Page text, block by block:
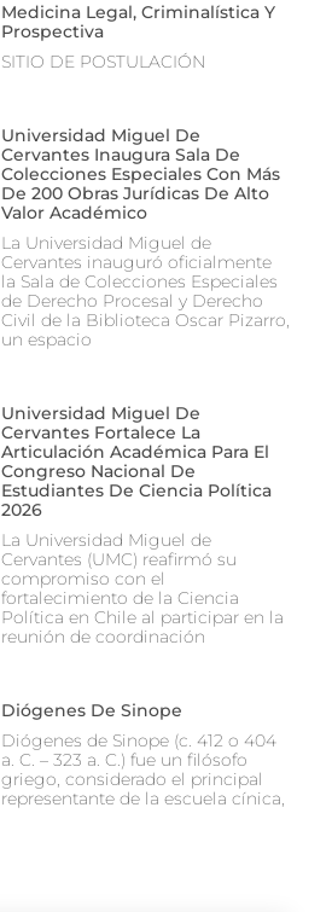
Medicina Legal, Criminalística Y
Prospectiva
SITIO DE POSTULACIÓN
Universidad Miguel De
Cervantes Inaugura Sala De
Colecciones Especiales Con Más
De 200 Obras Jurídicas De Alto
Valor Académico
La Universidad Miguel de
Cervantes inauguró oficialmente
la Sala de Colecciones Especiales
de Derecho Procesal y Derecho
Civil de la Biblioteca Oscar Pizarro,
un espacio
Universidad Miguel De
Cervantes Fortalece La
Articulación Académica Para El
Congreso Nacional De
Estudiantes De Ciencia Política
2026
La Universidad Miguel de
Cervantes (UMC) reafirmó su
compromiso con el
fortalecimiento de la Ciencia
Política en Chile al participar en la
reunión de coordinación
Diógenes De Sinope
Diógenes de Sinope (c. 412 o 404
a. C. – 323 a. C.) fue un filósofo
griego, considerado el principal
representante de la escuela cínica,